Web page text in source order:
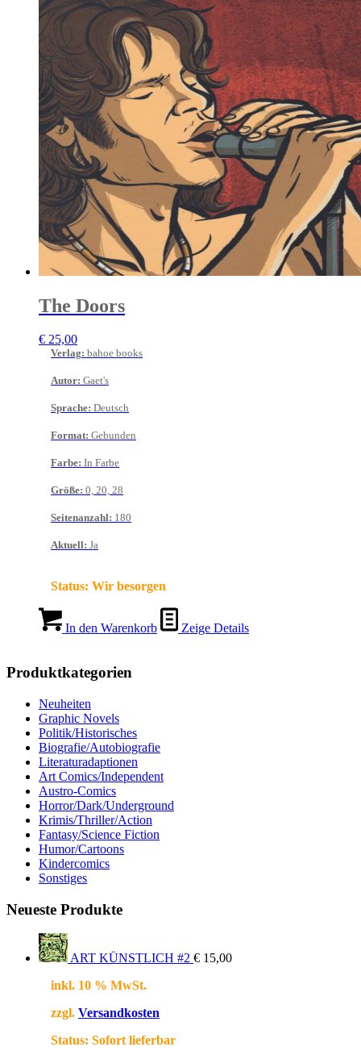
The Doors
€ 25,00
Verlag: bahoe books
Autor: Gaet's
Sprache: Deutsch
Format: Gebunden
Farbe: In Farbe
Größe: 0, 20, 28
Seitenanzahl: 180
Aktuell: Ja
Status: Wir besorgen
In den Warenkorb Zeige Details
Produktkategorien
Neuheiten
Graphic Novels
Politik/Historisches
Biografie/Autobiografie
Literaturadaptionen
Art Comics/Independent
Austro-Comics
Horror/Dark/Underground
Krimis/Thriller/Action
Fantasy/Science Fiction
Humor/Cartoons
Kindercomics
Sonstiges
Neueste Produkte
ART KÜNSTLICH #2 € 15,00
inkl. 10 % MwSt.
zzgl. Versandkosten
Status: Sofort lieferbar